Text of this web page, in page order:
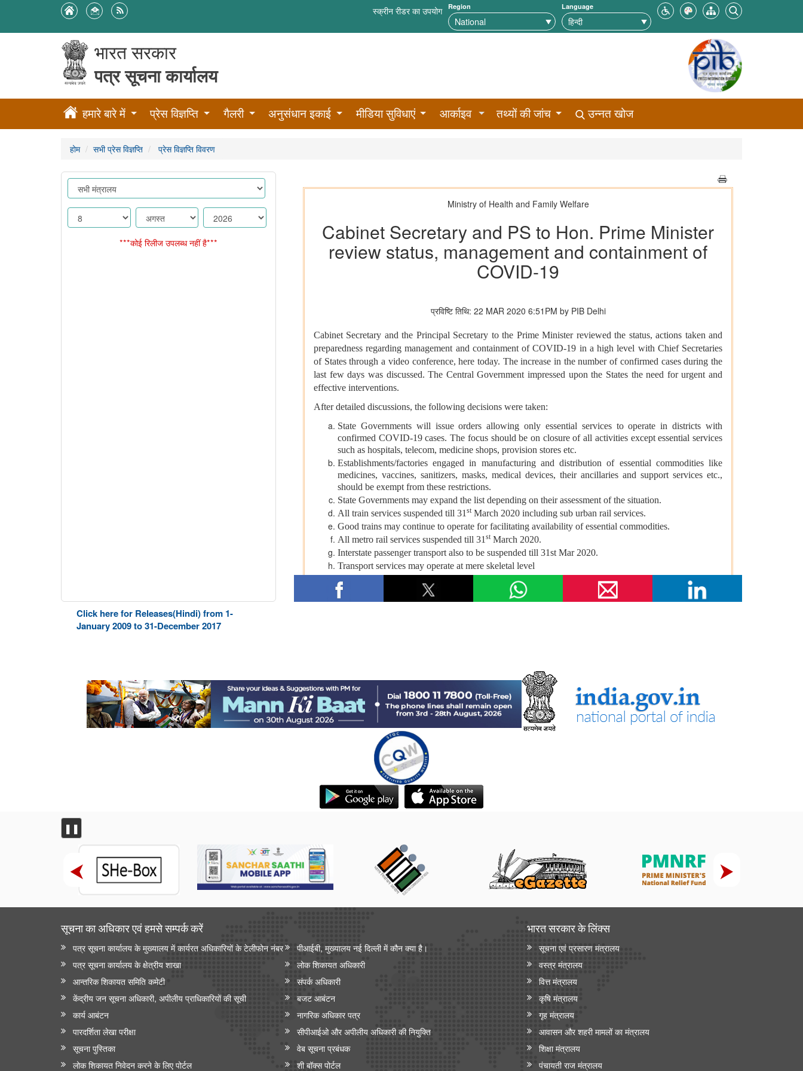
स्क्रीन रीडर का उपयोग Region Language
भारत सरकार
पत्र सूचना कार्यालय
हमारे बारे में प्रेस विज्ञप्ति गैलरी अनुसंधान इकाई मीडिया सुविधाएं आर्काइव तथ्यों की जांच उन्नत खोज
होम सभी प्रेस विज्ञप्ति प्रेस विज्ञप्ति विवरण
***कोई रिलीज उपलब्ध नहीं है***
Click here for Releases(Hindi) from 1-
January 2009 to 31-December 2017
❚❚
सूचना का अधिकार एवं हमसे सम्‍पर्क करें
पत्र सूचना कार्यालय के मुख्यालय में कार्यरत अधिकारियों के टेलीफोन नंबर
पीआईबी, मुख्यालय नई दिल्ली में कौन क्या है।
पत्र सूचना कार्यालय के क्षेत्रीय शाखा
लोक शिकायत अधिकारी
आन्‍तरिक शिकायत समिति कमेटी
संपर्क अधिकारी
केंद्रीय जन सूचना अधिकारी, अपीलीय प्राधिकारियों की सूची
बजट आबंटन
कार्य आबंटन
नागरिक अधिकार पत्र
पारदर्शिता लेखा परीक्षा
सीपीआईओ और अपी‍लीय अधिकारी की नियुक्ति
सूचना पुस्तिका
वेब सूचना प्रबंधक
लोक शिकायत निवेदन करने के लिए पोर्टल
शी बॉक्स पोर्टल
भारत सरकार के लिंक्‍स
सूचना एवं प्रसारण मंत्रालय
वस्त्र मंत्रालय
वित्त मंत्रालय
कृषि मंत्रालय
गृह मंत्रालय
आवासन और शहरी मामलों का मंत्रालय
शिक्षा मंत्रालय
पंचायती राज मंत्रालय